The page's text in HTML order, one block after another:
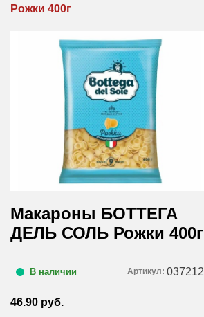
Рожки 400г
Макароны БОТТЕГА
ДЕЛЬ СОЛЬ Рожки 400г
В наличии Артикул: 037212
46.90 руб.